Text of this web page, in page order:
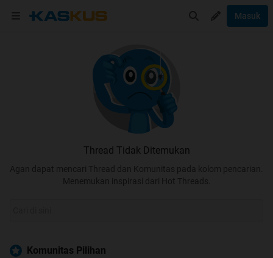
Masuk
Thread Tidak Ditemukan
Agan dapat mencari Thread dan Komunitas pada kolom pencarian.
Menemukan inspirasi dari Hot Threads.
Komunitas Pilihan